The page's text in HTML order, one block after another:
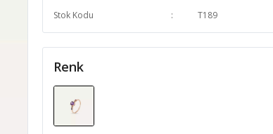
Stok Kodu T189
Renk